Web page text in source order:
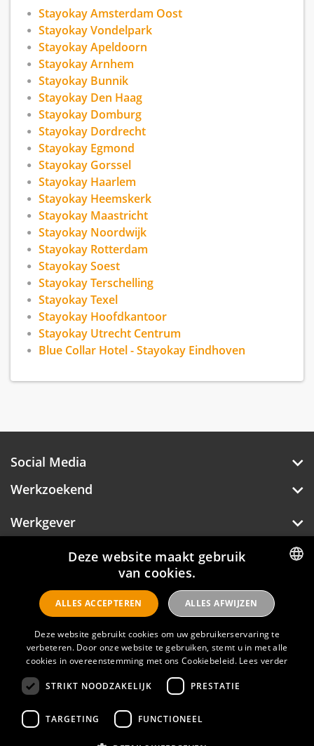
Stayokay Amsterdam Oost
Stayokay Vondelpark
Stayokay Apeldoorn
Stayokay Arnhem
Stayokay Bunnik
Stayokay Den Haag
Stayokay Domburg
Stayokay Dordrecht
Stayokay Egmond
Stayokay Gorssel
Stayokay Haarlem
Stayokay Heemskerk
Stayokay Maastricht
Stayokay Noordwijk
Stayokay Rotterdam
Stayokay Soest
Stayokay Terschelling
Stayokay Texel
Stayokay Hoofdkantoor
Stayokay Utrecht Centrum
Blue Collar Hotel - Stayokay Eindhoven
Social Media
Werkzoekend
Werkgever
Over Hotelprofessionals
Hotelprofessionals
FAQ
Privacyverklaring
Contact
Gebruikersvoorwaarden
DUTCH
ENGLISH
Deze website maakt gebruik
van cookies.
Deze website gebruikt cookies om uw gebruikerservaring te
verbeteren. Door onze website te gebruiken, stemt u in met alle
cookies in overeenstemming met ons Cookiebeleid. Lees verder
STRIKT NOODZAKELIJK PRESTATIE
TARGETING FUNCTIONEEL
ALLES ACCEPTEREN ALLES AFWIJZEN